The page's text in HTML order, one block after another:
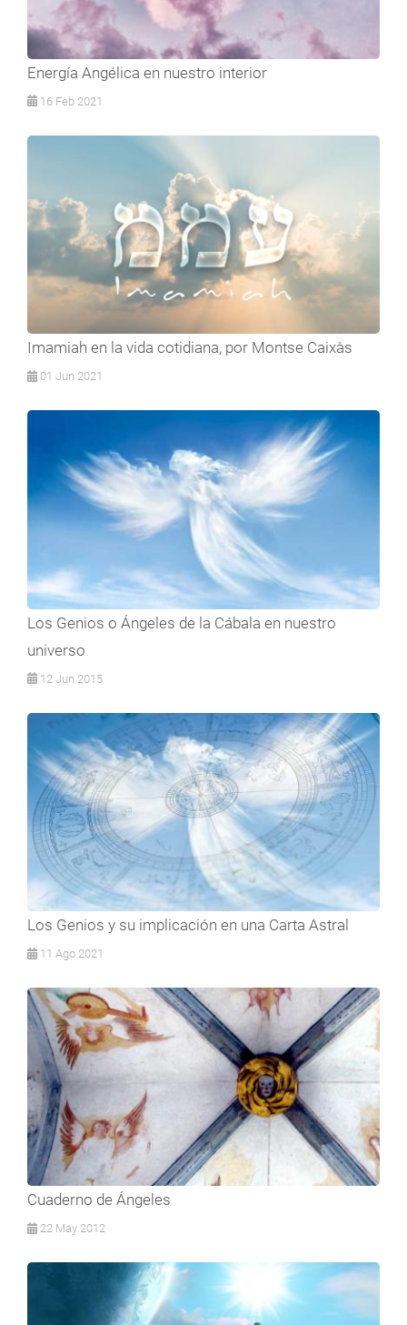
Energía Angélica en nuestro interior
16 Feb 2021
Imamiah en la vida cotidiana, por Montse Caixàs
01 Jun 2021
Los Genios o Ángeles de la Cábala en nuestro
universo
12 Jun 2015
Los Genios y su implicación en una Carta Astral
11 Ago 2021
Cuaderno de Ángeles
22 May 2012